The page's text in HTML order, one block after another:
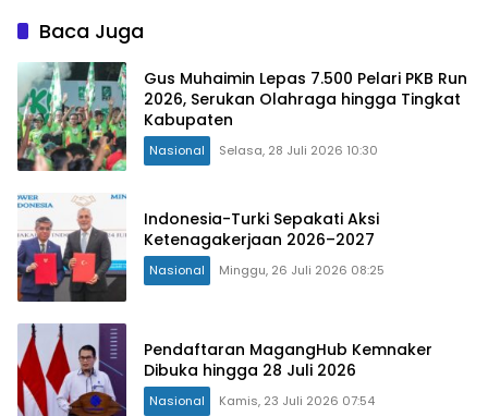
Baca Juga
Gus Muhaimin Lepas 7.500 Pelari PKB Run
2026, Serukan Olahraga hingga Tingkat
Kabupaten
Nasional Selasa, 28 Juli 2026 10:30
Indonesia-Turki Sepakati Aksi
Ketenagakerjaan 2026–2027
Nasional Minggu, 26 Juli 2026 08:25
Pendaftaran MagangHub Kemnaker
Dibuka hingga 28 Juli 2026
Nasional Kamis, 23 Juli 2026 07:54